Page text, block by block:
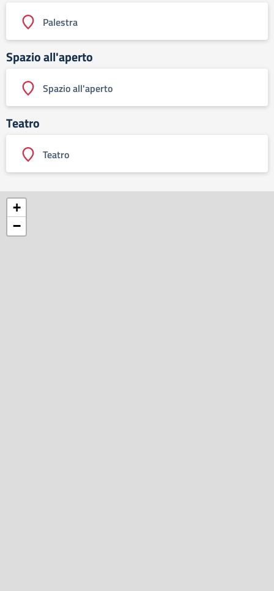
Palestra
Spazio all'aperto
Spazio all'aperto
Teatro
Teatro
+
−